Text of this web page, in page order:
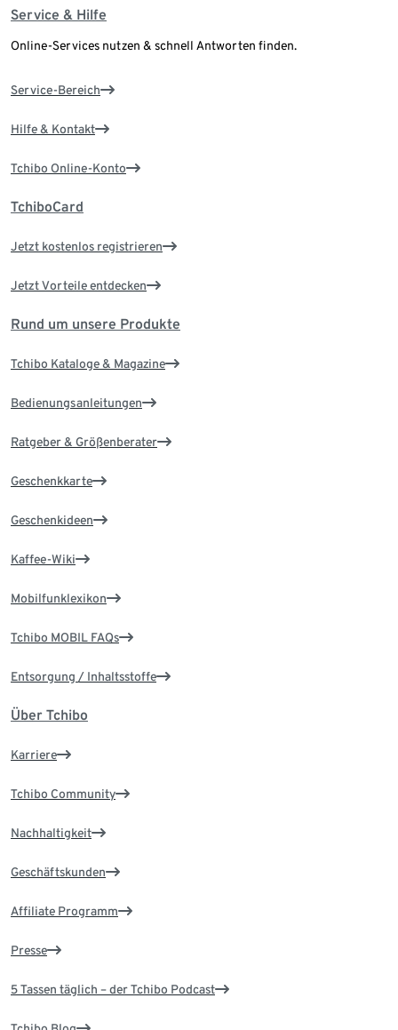
Service & Hilfe
Online-Services nutzen & schnell Antworten finden.
Service-Bereich
Hilfe & Kontakt
Tchibo Online-Konto
TchiboCard
Jetzt kostenlos registrieren
Jetzt Vorteile entdecken
Rund um unsere Produkte
Tchibo Kataloge & Magazine
Bedienungsanleitungen
Ratgeber & Größenberater
Geschenkkarte
Geschenkideen
Kaffee-Wiki
Mobilfunklexikon
Tchibo MOBIL FAQs
Entsorgung / Inhaltsstoffe
Über Tchibo
Karriere
Tchibo Community
Nachhaltigkeit
Geschäftskunden
Affiliate Programm
Presse
5 Tassen täglich – der Tchibo Podcast